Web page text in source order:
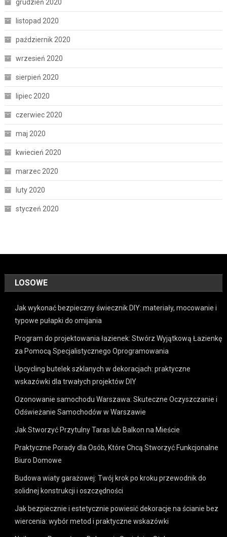
grudzień 2020
listopad 2020
październik 2020
wrzesień 2020
sierpień 2020
lipiec 2020
czerwiec 2020
maj 2020
kwiecień 2020
marzec 2020
luty 2020
styczeń 2020
LOSOWE
Jak wykonać bezpieczny świecznik DIY: materiały, mocowanie i
typowe pułapki do omijania
Program do projektowania łazienek: Stwórz Wyjątkową Łazienkę
za Pomocą Specjalistycznego Oprogramowania
Upcycling butelek szklanych w dekoracjach: praktyczne
wskazówki dla trwałych projektów DIY
Ozonowanie samochodu Warszawa: Skuteczne Oczyszczanie i
Odświeżanie Samochodów w Warszawie
Jak Stworzyć Przytulny Taras lub Balkon na Mieście
Praktyczne Porady dla Osób, Które Chcą Stworzyć Funkcjonalne
Biuro Domowe
Budowa wiaty garażowej: Twój krok po kroku przewodnik do
solidnej konstrukcji i oszczędności
Jak bezpiecznie i estetycznie powiesić dekoracje na ścianie bez
wiercenia: wybór metod i praktyczne wskazówki